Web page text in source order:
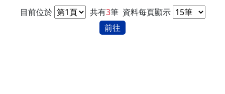
目前位於 共有3筆 資料每頁顯示
前往